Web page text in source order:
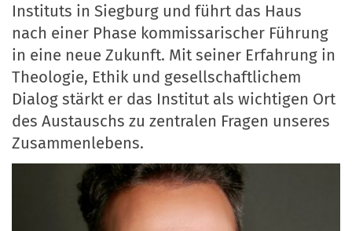
Instituts in Siegburg und führt das Haus
nach einer Phase kommissarischer Führung
in eine neue Zukunft. Mit seiner Erfahrung in
Theologie, Ethik und gesellschaftlichem
Dialog stärkt er das Institut als wichtigen Ort
des Austauschs zu zentralen Fragen unseres
Zusammenlebens.